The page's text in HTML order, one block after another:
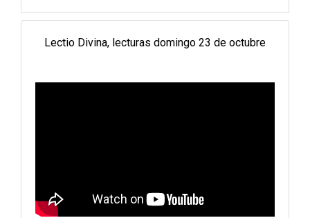
Lectio Divina, lecturas domingo 23 de octubre